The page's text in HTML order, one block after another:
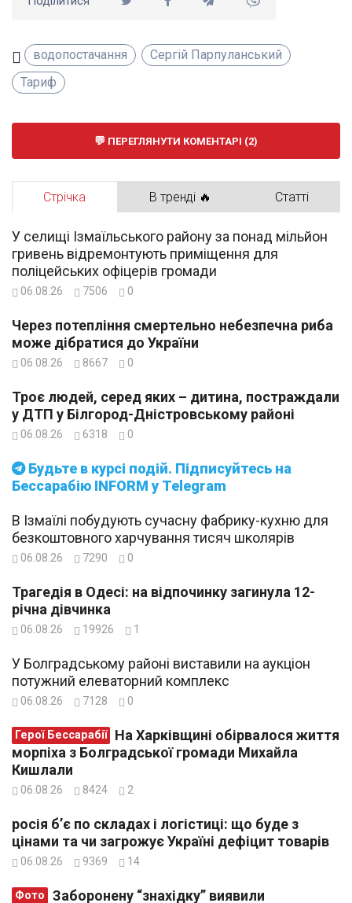
водопостачання
Сергій Парпуланський
Тариф
ПЕРЕГЛЯНУТИ КОМЕНТАРІ (2)
Стрічка В тренді 🔥 Статті
Будьте в курсі подій. Підписуйтесь на
Бессарабію INFORM у Telegram
У селищі Ізмаїльського району за понад мільйон
гривень відремонтують приміщення для
поліцейських офіцерів громади
06.08.26 7506 0
Через потепління смертельно небезпечна риба
може дібратися до України
06.08.26 8667 0
Троє людей, серед яких – дитина, постраждали
у ДТП у Білгород-Дністровському районі
06.08.26 6318 0
В Ізмаїлі побудують сучасну фабрику-кухню для
безкоштовного харчування тисяч школярів
06.08.26 7290 0
Трагедія в Одесі: на відпочинку загинула 12-
річна дівчинка
06.08.26 19926 1
У Болградському районі виставили на аукціон
потужний елеваторний комплекс
06.08.26 7128 0
Герої Бессарабії
морпіха з Болградської громади Михайла
Кишлали
06.08.26 8424 2
росія б’є по складах і логістиці: що буде з
цінами та чи загрожує Україні дефіцит товарів
06.08.26 9369 14
Фото